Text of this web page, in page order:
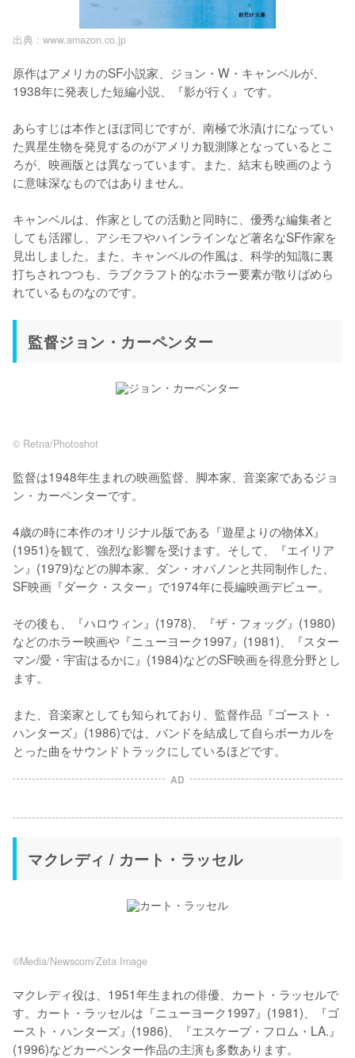
出典 : www.amazon.co.jp
原作はアメリカのSF小説家、ジョン・W・キャンベルが、
1938年に発表した短編小説、『影が行く』です。
あらすじは本作とほぼ同じですが、南極で氷漬けになってい
た異星生物を発見するのがアメリカ観測隊となっているとこ
ろが、映画版とは異なっています。また、結末も映画のよう
に意味深なものではありません。
キャンベルは、作家としての活動と同時に、優秀な編集者と
しても活躍し、アシモフやハインラインなど著名なSF作家を
見出しました。また、キャンベルの作風は、科学的知識に裏
打ちされつつも、ラブクラフト的なホラー要素が散りばめら
れているものなのです。
監督ジョン・カーペンター
© Retna/Photoshot
監督は1948年生まれの映画監督、脚本家、音楽家であるジョ
ン・カーペンターです。
4歳の時に本作のオリジナル版である『遊星よりの物体X』
(1951)を観て、強烈な影響を受けます。そして、『エイリア
ン』(1979)などの脚本家、ダン・オバノンと共同制作した、
SF映画『ダーク・スター』で1974年に長編映画デビュー。
その後も、『ハロウィン』(1978)、『ザ・フォッグ』(1980)
などのホラー映画や『ニューヨーク1997』(1981)、『スター
マン/愛・宇宙はるかに』(1984)などのSF映画を得意分野とし
ます。
また、音楽家としても知られており、監督作品『ゴースト・
ハンターズ』(1986)では、バンドを結成して自らボーカルを
とった曲をサウンドトラックにしているほどです。
AD
マクレディ / カート・ラッセル
©Media/Newscom/Zeta Image
マクレディ役は、1951年生まれの俳優、カート・ラッセルで
す。カート・ラッセルは『ニューヨーク1997』(1981)、『ゴ
ースト・ハンターズ』(1986)、『エスケープ・フロム・LA.』
(1996)などカーペンター作品の主演も多数あります。